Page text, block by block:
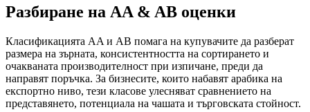
Разбиране на AA & AB оценки
Класификацията AA и AB помага на купувачите да разберат
размера на зърната, консистентността на сортирането и
очакваната производителност при изпичане, преди да
направят поръчка. За бизнесите, които набавят арабика на
експортно ниво, тези класове улесняват сравнението на
представянето, потенциала на чашата и търговската стойност.